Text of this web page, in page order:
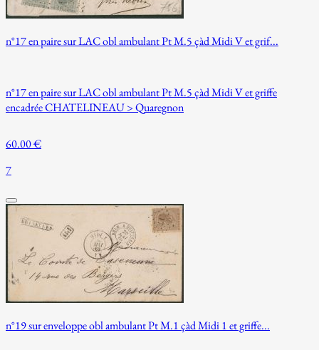
n°17 en paire sur LAC obl ambulant Pt M.5 çàd Midi V et grif...
n°17 en paire sur LAC obl ambulant Pt M.5 çàd Midi V et griffe
encadrée CHATELINEAU > Quaregnon
60.00 €
7
n°19 sur enveloppe obl ambulant Pt M.1 çàd Midi 1 et griffe...